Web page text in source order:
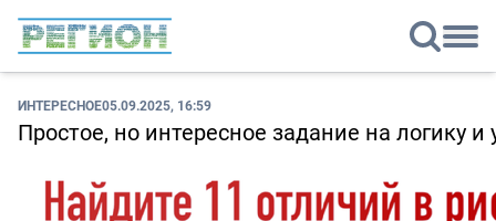
ИНТЕРЕСНОЕ05.09.2025, 16:59
Простое, но интересное задание на логику